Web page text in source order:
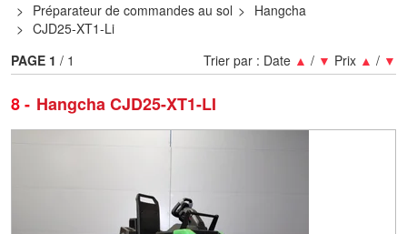
Préparateur de commandes au sol
Hangcha
CJD25-XT1-Li
8 Hangcha CJD25-XT1-LI
Trier par : Date ▲ / ▼ Prix ▲ / ▼
PAGE 1 / 1